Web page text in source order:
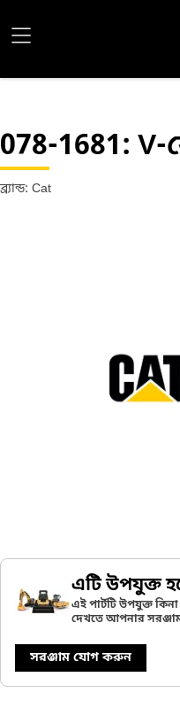
078-1681: V-
ব্র্যান্ড: Cat
এটি উপযুক্ত
এই পার্টটি উপযুক্ত
দেখতে আপনার
সরঞ্জাম যোগ করুন